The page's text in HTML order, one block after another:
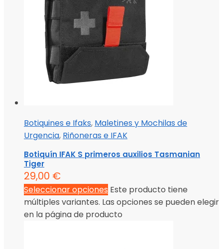
Botiquines e Ifaks, Maletines y Mochilas de
Urgencia, Riñoneras e IFAK
Botiquín IFAK S primeros auxilios Tasmanian
Tiger
29,00 €
Seleccionar opciones Este producto tiene
múltiples variantes. Las opciones se pueden elegir
en la página de producto